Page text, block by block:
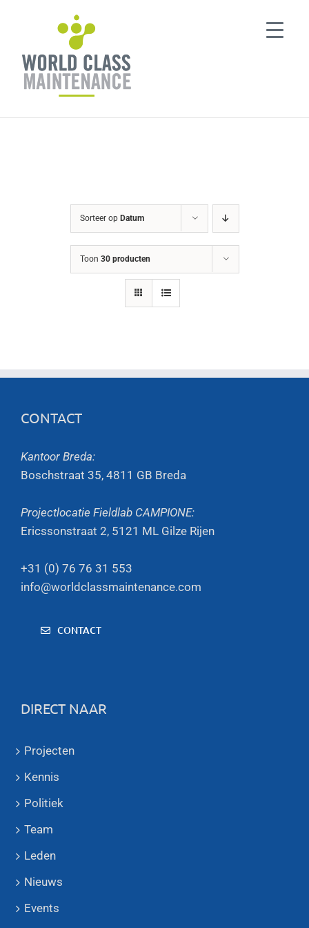
Sorteer op Datum
Toon 30 producten
CONTACT
Kantoor Breda:
Boschstraat 35, 4811 GB Breda
Projectlocatie Fieldlab CAMPIONE:
Ericssonstraat 2, 5121 ML Gilze Rijen
+31 (0) 76 76 31 553
info@worldclassmaintenance.com
CONTACT
DIRECT NAAR
Projecten
Kennis
Politiek
Team
Leden
Nieuws
Events